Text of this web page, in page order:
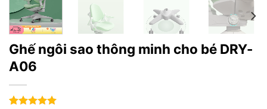
Ghế ngôi sao thông minh cho bé DRY-
A06